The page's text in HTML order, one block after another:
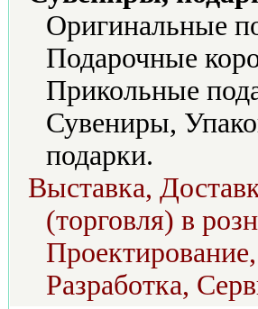
Оригинальные
Подарочные
Прикольные
Сувениры,
подарки.
Выставка,
(торговля) в
Разработка,